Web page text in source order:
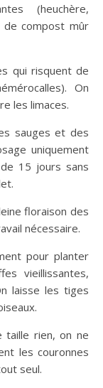
(heuchère,
de compost mûr
qui risquent de
On
les limaces.
sauges et des
uniquement
15 jours sans
floraison des
nécessaire.
pour planter
vieillissantes,
laisse les tiges
taille rien, on ne
les couronnes
seul.